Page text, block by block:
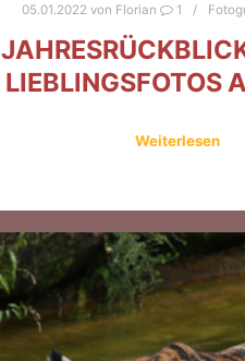
05.01.2022 von Florian 1
LIEBLINGSFOTOS
Weiterlesen